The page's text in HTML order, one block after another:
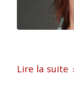
Lire la suite